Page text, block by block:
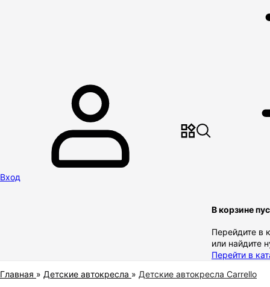
Вход
В корзине
Перейдите в
или найдите
Перейти в
Главная » Детские автокресла » Детские автокресла Carrello